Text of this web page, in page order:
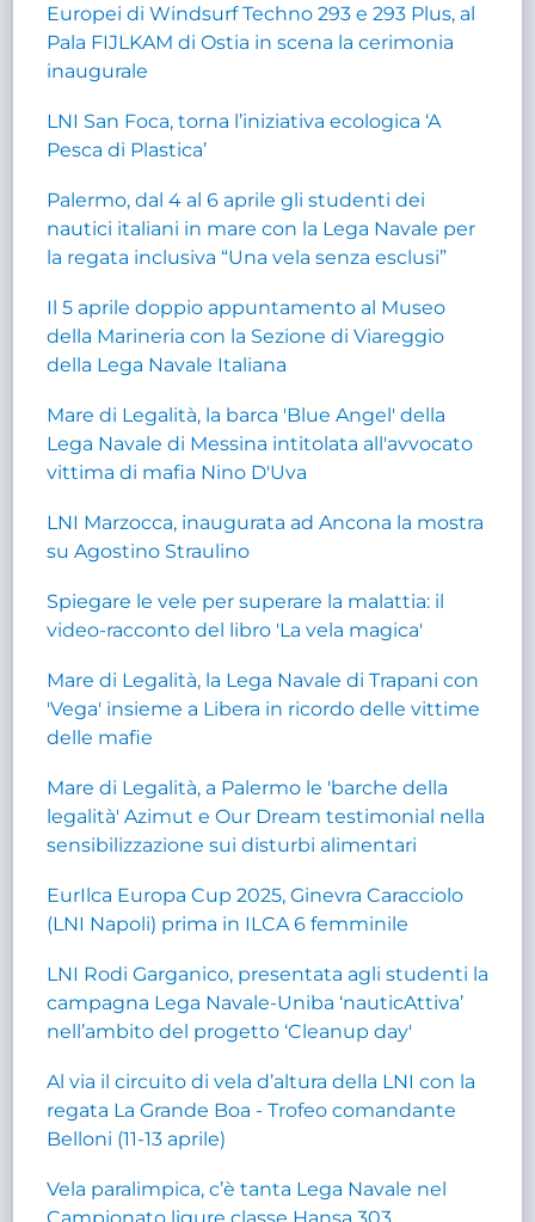
Europei di Windsurf Techno 293 e 293 Plus, al
Pala FIJLKAM di Ostia in scena la cerimonia
inaugurale
LNI San Foca, torna l’iniziativa ecologica ‘A
Pesca di Plastica’
Palermo, dal 4 al 6 aprile gli studenti dei
nautici italiani in mare con la Lega Navale per
la regata inclusiva “Una vela senza esclusi”
Il 5 aprile doppio appuntamento al Museo
della Marineria con la Sezione di Viareggio
della Lega Navale Italiana
Mare di Legalità, la barca 'Blue Angel' della
Lega Navale di Messina intitolata all'avvocato
vittima di mafia Nino D'Uva
LNI Marzocca, inaugurata ad Ancona la mostra
su Agostino Straulino
Spiegare le vele per superare la malattia: il
video-racconto del libro 'La vela magica'
Mare di Legalità, la Lega Navale di Trapani con
'Vega' insieme a Libera in ricordo delle vittime
delle mafie
Mare di Legalità, a Palermo le 'barche della
legalità' Azimut e Our Dream testimonial nella
sensibilizzazione sui disturbi alimentari
EurIlca Europa Cup 2025, Ginevra Caracciolo
(LNI Napoli) prima in ILCA 6 femminile
LNI Rodi Garganico, presentata agli studenti la
campagna Lega Navale-Uniba ‘nauticAttiva’
nell’ambito del progetto ‘Cleanup day'
Al via il circuito di vela d’altura della LNI con la
regata La Grande Boa - Trofeo comandante
Belloni (11-13 aprile)
Vela paralimpica, c’è tanta Lega Navale nel